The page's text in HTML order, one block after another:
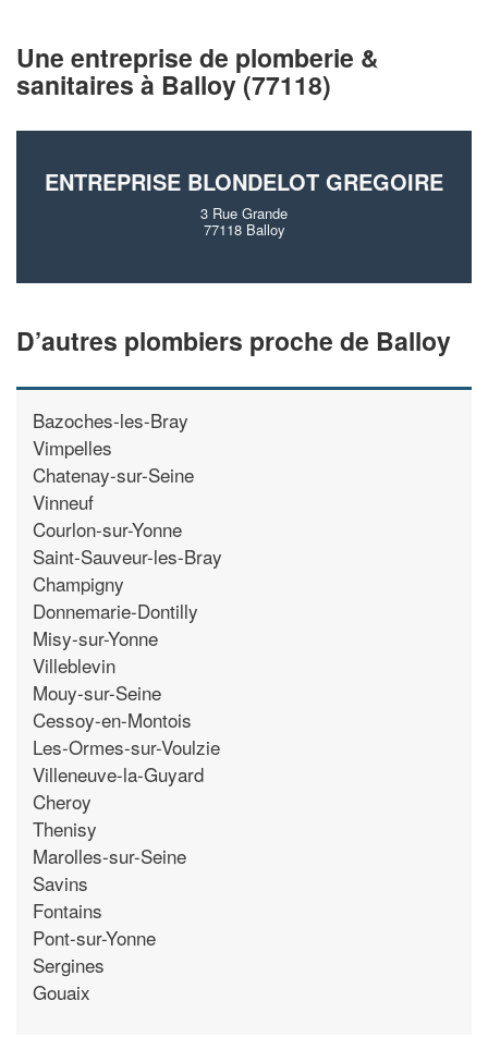
Une entreprise de plomberie &
sanitaires à Balloy (77118)
ENTREPRISE BLONDELOT GREGOIRE
3 Rue Grande
77118 Balloy
D’autres plombiers proche de Balloy
Bazoches-les-Bray
Vimpelles
Chatenay-sur-Seine
Vinneuf
Courlon-sur-Yonne
Saint-Sauveur-les-Bray
Champigny
Donnemarie-Dontilly
Misy-sur-Yonne
Villeblevin
Mouy-sur-Seine
Cessoy-en-Montois
Les-Ormes-sur-Voulzie
Villeneuve-la-Guyard
Cheroy
Thenisy
Marolles-sur-Seine
Savins
Fontains
Pont-sur-Yonne
Sergines
Gouaix
Augmentez votrechiffre
vosmargestout en gagnant de
nouveaux clients